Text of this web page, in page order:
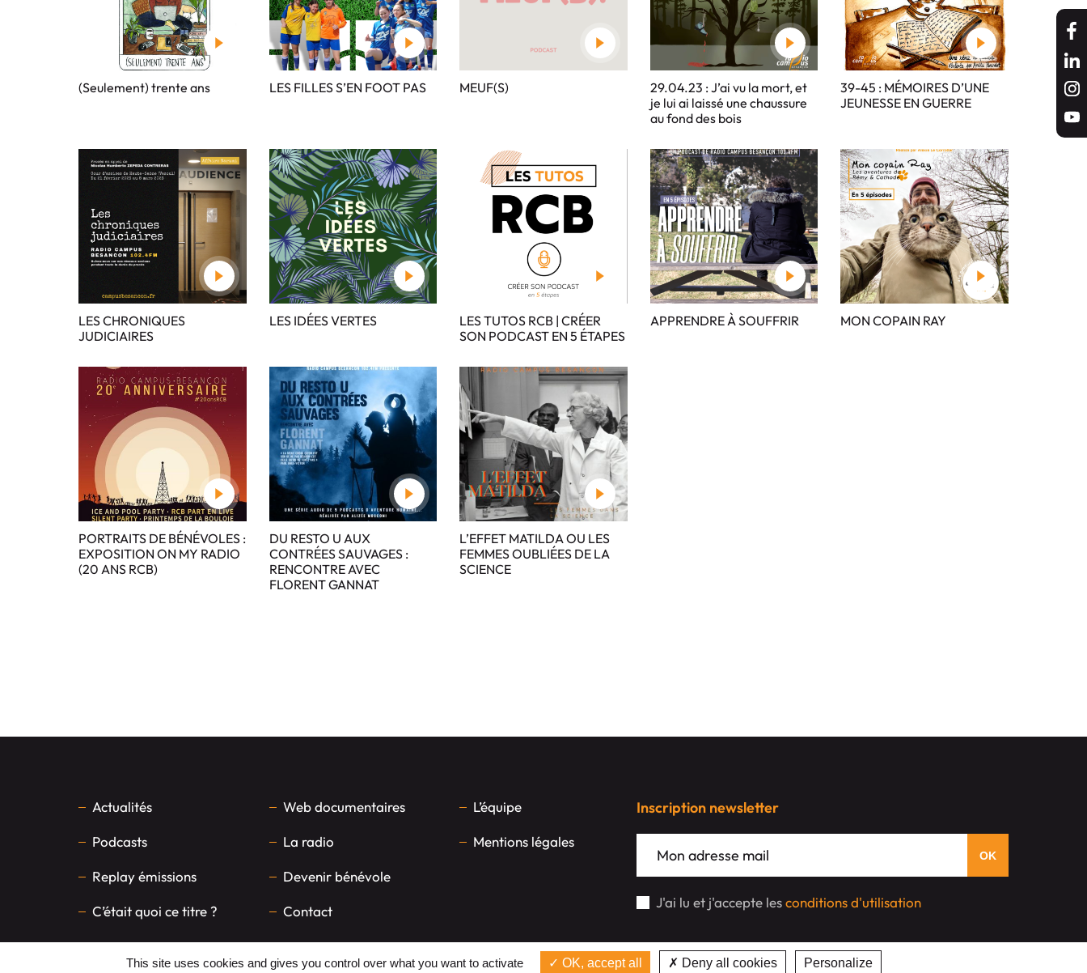
(Seulement) trente ans LES FILLES S’EN FOOT PAS MEUF(S)
29.04.23 : J’ai vu la mort, et
je lui ai laissé une chaussure
au fond des bois
39-45 : MÉMOIRES D’UNE
JEUNESSE EN GUERRE
LES CHRONIQUES
JUDICIAIRES
LES IDÉES VERTES
LES TUTOS RCB | CRÉER
SON PODCAST EN 5 ÉTAPES
APPRENDRE À SOUFFRIR MON COPAIN RAY
PORTRAITS DE BÉNÉVOLES :
EXPOSITION ON MY RADIO
(20 ANS RCB)
DU RESTO U AUX
CONTRÉES SAUVAGES :
RENCONTRE AVEC
FLORENT GANNAT
L’EFFET MATILDA OU LES
FEMMES OUBLIÉES DE LA
SCIENCE
Actualités
Podcasts
Replay émissions
C’était quoi ce titre ?
Web documentaires
La radio
Devenir bénévole
Contact
L’équipe
Mentions légales
Inscription newsletter
J'ai lu et j'accepte lesconditions d'utilisation
This site uses cookies and gives you control over what you want to activate OK, accept all Deny all cookies Personalize